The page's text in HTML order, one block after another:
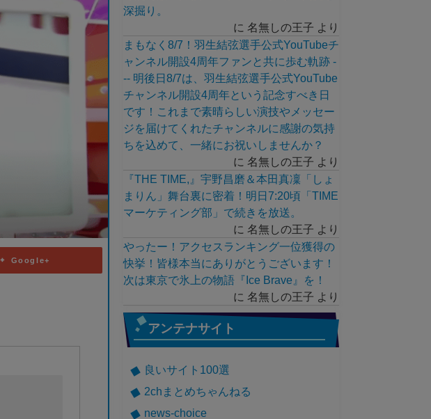
Google+
深掘り。
に 名無しの王子 より
まもなく8/7！羽生結弦選手公式YouTubeチ
ャンネル開設4周年ファンと共に歩む軌跡 -
-- 明後日8/7は、羽生結弦選手公式YouTube
チャンネル開設4周年という記念すべき日
です！これまで素晴らしい演技やメッセー
ジを届けてくれたチャンネルに感謝の気持
ちを込めて、一緒にお祝いしませんか？
に 名無しの王子 より
『THE TIME,』宇野昌磨＆本田真凜「しょ
まりん」舞台裏に密着！明日7:20頃「TIME
マーケティング部」で続きを放送。
に 名無しの王子 より
やったー！アクセスランキング一位獲得の
快挙！皆様本当にありがとうございます！
次は東京で氷上の物語『Ice Brave』を！
に 名無しの王子 より
アンテナサイト
良いサイト100選
2chまとめちゃんねる
news-choice